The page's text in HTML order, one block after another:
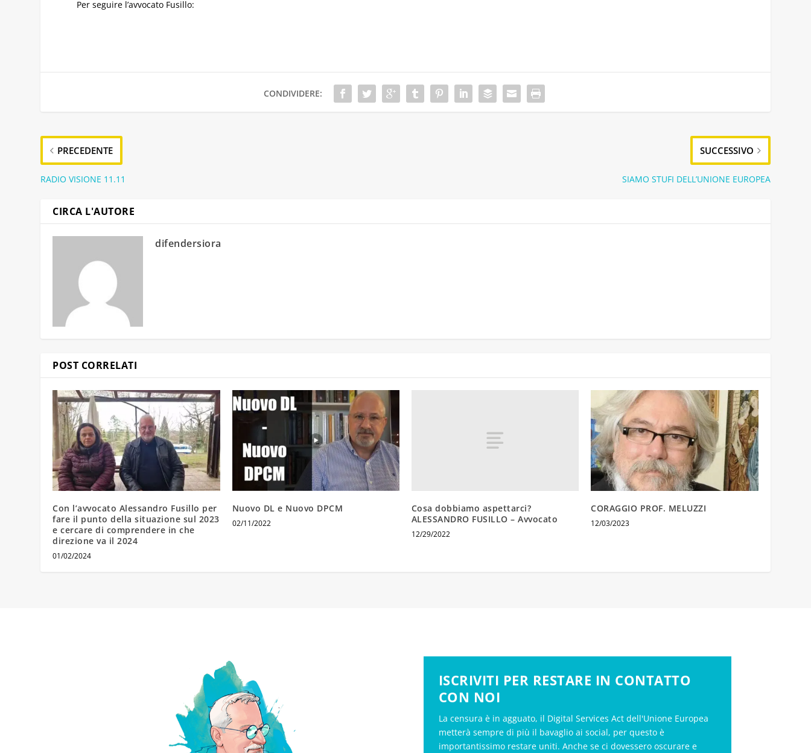
Per seguire l’avvocato Fusillo:
CONDIVIDERE:
PRECEDENTE
RADIO VISIONE 11.11
SUCCESSIVO
SIAMO STUFI DELL’UNIONE EUROPEA
CIRCA L'AUTORE
difendersiora
POST CORRELATI
Con l’avvocato Alessandro Fusillo per
fare il punto della situazione sul 2023
e cercare di comprendere in che
direzione va il 2024
01/02/2024
Nuovo DL e Nuovo DPCM
02/11/2022
Cosa dobbiamo aspettarci?
ALESSANDRO FUSILLO – Avvocato
12/29/2022
CORAGGIO PROF. MELUZZI
12/03/2023
ISCRIVITI PER RESTARE IN CONTATTO
CON NOI
La censura è in agguato, il Digital Services Act dell'Unione Europea
metterà sempre di più il bavaglio ai social, per questo è
importantissimo restare uniti. Anche se ci dovessero oscurare e